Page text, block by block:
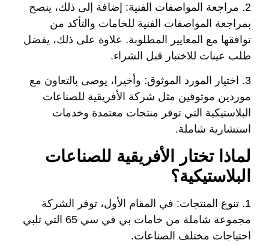
2. مراجعة المواصفات الفنية: إضافة إلى ذلك، ينصح
بمراجعة المواصفات الفنية للخامات والتأكد من
توافقها مع المعايير المطلوبة. علاوة على ذلك، يفضل
طلب عينات للاختبار قبل الشراء.
3. اختيار المورد الموثوق: وأخيرا، يوصى بالتعاون مع
موردين موثوقين مثل شركة الأفريقية للصناعات
البلاستيكية التي توفر منتجات معتمدة وخدمات
استشارية شاملة.
لماذا تختار الأفريقية للصناعات
البلاستيكية؟
1. تنوع المنتجات: في المقام الأول، توفر الشركة
مجموعة شاملة من خامات بي في سي 65 التي تلبي
احتياجات مختلف الصناعات.